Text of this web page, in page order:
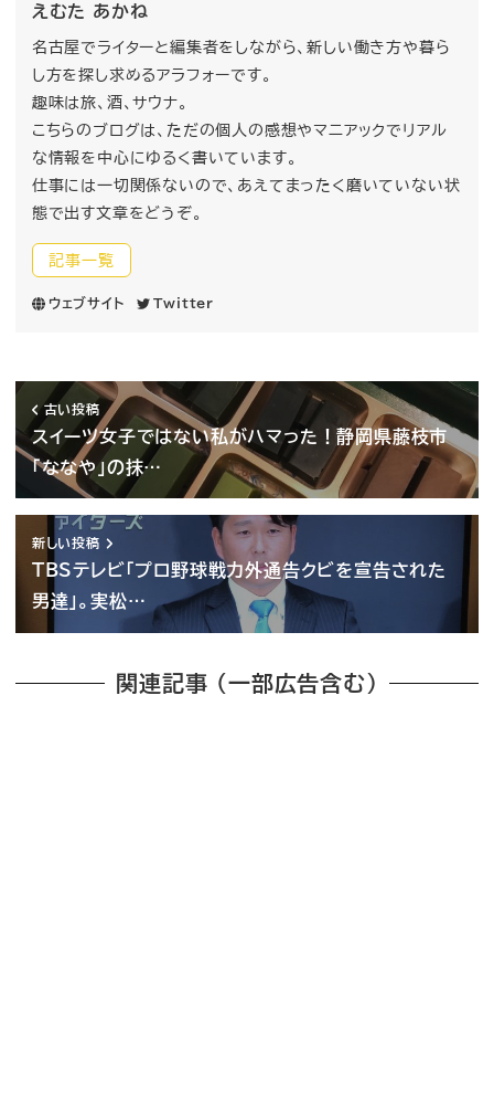
えむた あかね
名古屋でライターと編集者をしながら、新しい働き方や暮ら
し方を探し求めるアラフォーです。
趣味は旅、酒、サウナ。
こちらのブログは、ただの個人の感想やマニアックでリアル
な情報を中心にゆるく書いています。
仕事には一切関係ないので、あえてまったく磨いていない状
態で出す文章をどうぞ。
記事一覧
ウェブサイト Twitter
古い投稿
スイーツ女子ではない私がハマった！静岡県藤枝市
「ななや」の抹…
新しい投稿
TBSテレビ「プロ野球戦力外通告クビを宣告された
男達」。実松…
関連記事 （一部広告含む）